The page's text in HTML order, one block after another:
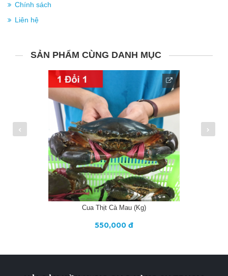
Chính sách
Liên hệ
SẢN PHẨM CÙNG DANH MỤC
Cua Thịt Cà Mau (kg)
550,000 đ